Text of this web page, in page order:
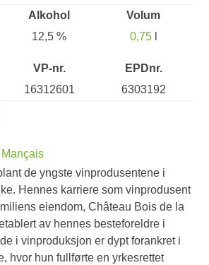
Alkohol
12,5 %
Volum
0,75l
VP-nr.
16312601
EPDnr.
6303192
Mançais
de yngste vinprodusentene i
Hennes karriere som vinprodusent
eiendom, Château Bois de la
av hennes besteforeldre i
i vinproduksjon er dypt forankret i
hvor hun fullførte en yrkesrettet